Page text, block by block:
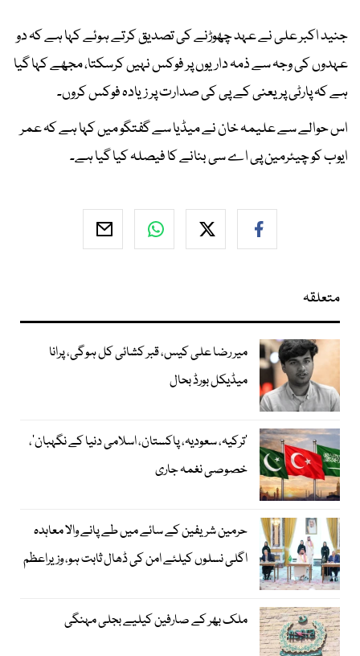
جنید اکبر علی نے عہد چھوڑنے کی تصدیق کرتے ہوئے کہا ہے کہ دو
عہدوں کی وجہ سے ذمہ داریوں پر فوکس نہیں کرسکتا، مجھے کہا گیا
ہے کہ پارٹی پر یعنی کے پی کی صدارت پر زیادہ فوکس کروں۔
اس حوالے سے علیمہ خان نے میڈیا سے گفتگو میں کہا ہے کہ عمر
ایوب کو چیئرمین پی اے سی بنانے کا فیصلہ کیا گیا ہے۔
متعلقہ
میر رضا علی کیس، قبر کشائی کل ہوگی، پرانا
میڈیکل بورڈ بحال
‘ترکیہ، سعودیہ، پاکستان، اسلامی دنیا کے نگہبان’،
خصوصی نغمہ جاری
حرمین شریفین کے سائے میں طے پانے والا معاہدہ
اگلی نسلوں کیلئے امن کی ڈھال ثابت ہو، وزیراعظم
ملک بھر کے صارفین کیلیے بجلی مہنگی